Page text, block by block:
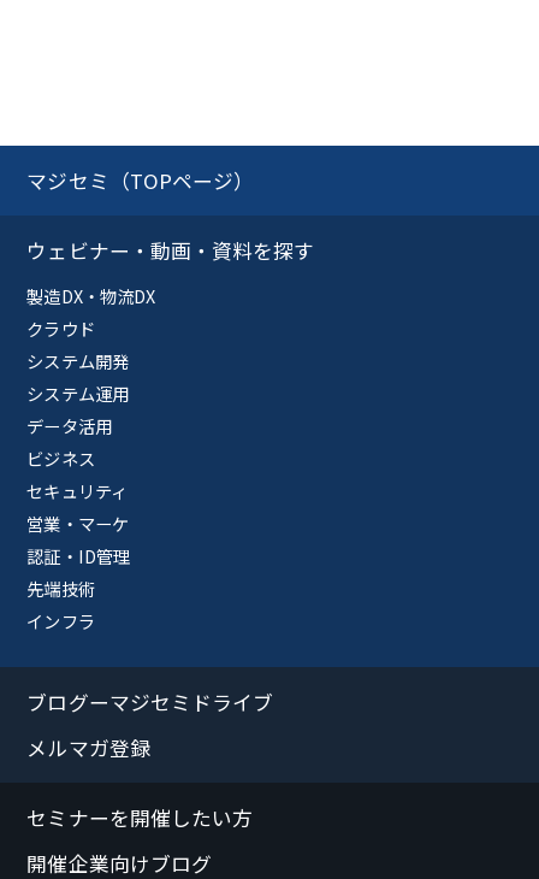
マジセミ（TOPページ）
ウェビナー・動画・資料を探す
製造DX・物流DX
クラウド
システム開発
システム運用
データ活用
ビジネス
セキュリティ
営業・マーケ
認証・ID管理
先端技術
インフラ
ブログーマジセミドライブ
メルマガ登録
セミナーを開催したい方
開催企業向けブログ